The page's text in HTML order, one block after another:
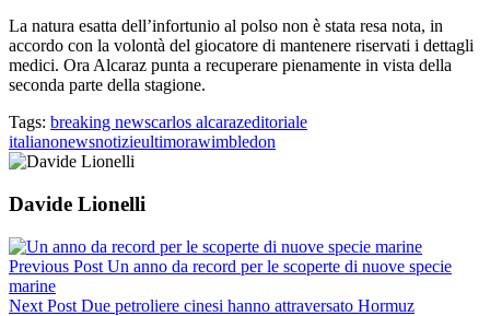
La natura esatta dell’infortunio al polso non è stata resa nota, in
accordo con la volontà del giocatore di mantenere riservati i dettagli
medici. Ora Alcaraz punta a recuperare pienamente in vista della
seconda parte della stagione.
Tags: breaking newscarlos alcarazeditoriale
italianonewsnotizieultimorawimbledon
Davide Lionelli
Previous Post Un anno da record per le scoperte di nuove specie
marine
Next Post Due petroliere cinesi hanno attraversato Hormuz